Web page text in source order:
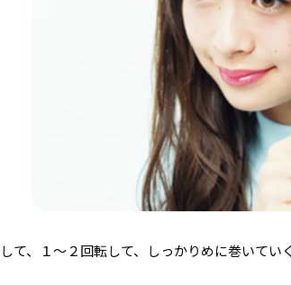
て、１～２回転して、しっかりめに巻いてい